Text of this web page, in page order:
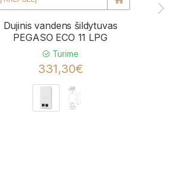
Dujinis vandens šildytuvas
PEGASO ECO 11 LPG
Turime
331,30€